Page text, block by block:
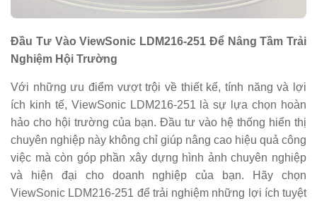
Đầu Tư Vào ViewSonic LDM216-251 Để Nâng Tầm Trải
Nghiệm Hội Trường
Với những ưu điểm vượt trội về thiết kế, tính năng và lợi
ích kinh tế, ViewSonic LDM216-251 là sự lựa chọn hoàn
hảo cho hội trường của bạn. Đầu tư vào hệ thống hiển thị
chuyên nghiệp này không chỉ giúp nâng cao hiệu quả công
việc mà còn góp phần xây dựng hình ảnh chuyên nghiệp
và hiện đại cho doanh nghiệp của bạn. Hãy chọn
ViewSonic LDM216-251 để trải nghiệm những lợi ích tuyệt